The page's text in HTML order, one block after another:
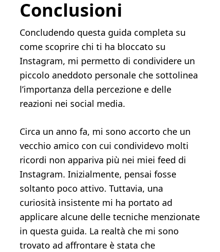
Conclusioni
Concludendo questa guida completa su
come scoprire chi ti ha bloccato su
Instagram, mi permetto di condividere un
piccolo aneddoto personale che sottolinea
l’importanza della percezione e delle
reazioni nei social media.
Circa un anno fa, mi sono accorto che un
vecchio amico con cui condividevo molti
ricordi non appariva più nei miei feed di
Instagram. Inizialmente, pensai fosse
soltanto poco attivo. Tuttavia, una
curiosità insistente mi ha portato ad
applicare alcune delle tecniche menzionate
in questa guida. La realtà che mi sono
trovato ad affrontare è stata che